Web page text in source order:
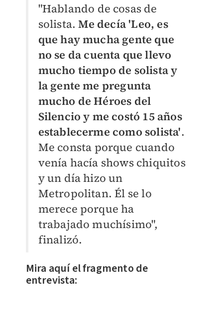
"Hablando de cosas de
solista.Me decía 'Leo, es
que hay mucha gente que
no se da cuenta que llevo
mucho tiempo de solista y
la gente me pregunta
mucho de Héroes del
Silencio y me costó 15 años
establecerme como solista'.
Me consta porque cuando
venía hacía shows chiquitos
y un día hizo un
Metropolitan. Él se lo
merece porque ha
trabajado muchísimo",
finalizó.
Mira aquí el fragmento de
entrevista: